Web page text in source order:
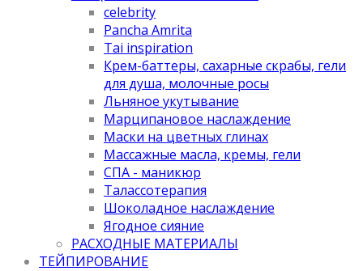
celebrity
Pancha Amrita
Tai inspiration
Крем-баттеры, сахарные скрабы, гели
для душа, молочные росы
Льняное укутывание
Марципановое наслаждение
Маски на цветных глинах
Массажные масла, кремы, гели
СПА - маникюр
Талассотерапия
Шоколадное наслаждение
Ягодное сияние
РАСХОДНЫЕ МАТЕРИАЛЫ
ТЕЙПИРОВАНИЕ